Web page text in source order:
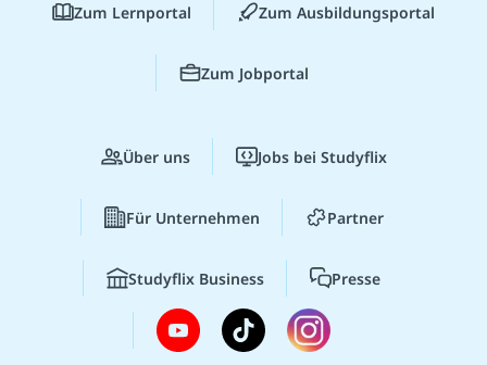
Zum Lernportal Zum Ausbildungsportal
Zum Jobportal
Über uns Jobs bei Studyflix
Für Unternehmen Partner
Studyflix Business Presse